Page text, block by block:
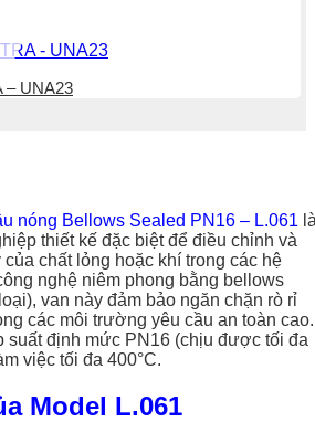
– UNA23
nóng Bellows Sealed PN16 – L.061
thiết kế đặc biệt để điều chỉnh và
của chất lỏng hoặc khí trong các hệ
nghệ niêm phong bằng bellows
van này đảm bảo ngăn chặn rò rỉ
các môi trường yêu cầu an toàn cao.
suất định mức PN16 (chịu được tối đa
việc tối đa 400°C.
Model L.061